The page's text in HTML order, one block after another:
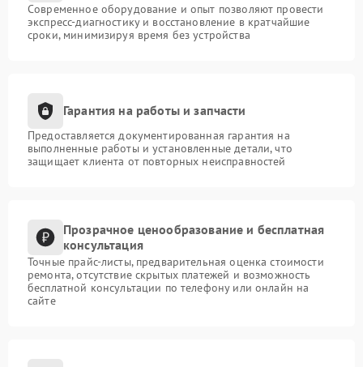
Современное оборудование и опыт позволяют провести
экспресс-диагностику и восстановление в кратчайшие
сроки, минимизируя время без устройства
Гарантия на работы и запчасти
Предоставляется документированная гарантия на
выполненные работы и установленные детали, что
защищает клиента от повторных неисправностей
Прозрачное ценообразование и бесплатная
консультация
Точные прайс-листы, предварительная оценка стоимости
ремонта, отсутствие скрытых платежей и возможность
бесплатной консультации по телефону или онлайн на
сайте